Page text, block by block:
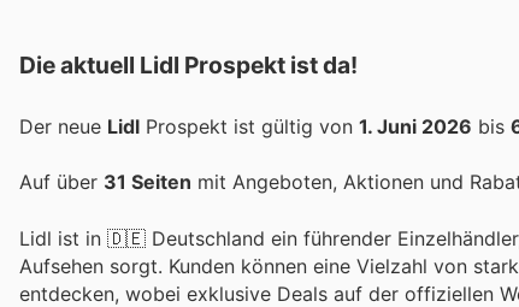
Die aktuell Lidl Prospekt ist da!
Der neue Lidl Prospekt ist gültig von 1. Juni 2026 bis
Auf über 31 Seiten mit Angeboten, Aktionen und
Lidl ist in 🇩🇪 Deutschland ein führender
Aufsehen sorgt. Kunden können eine Vielzahl von
entdecken, wobei exklusive Deals auf der offiziellen